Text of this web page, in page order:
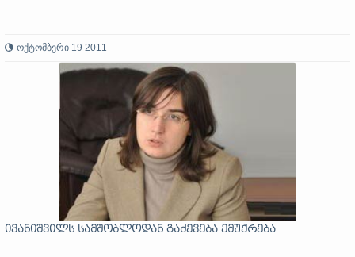
ოქტომბერი 19 2011
ივანიშვილს სამშობლოდან გაძევება ემუქრება